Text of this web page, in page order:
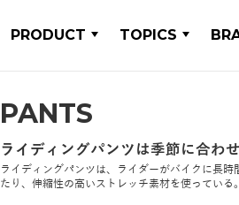
PRODUCT TOPICS
PANTS
ライディングパンツは季節に合わ
ライディングパンツは、ライダーがバイクに長
たり、伸縮性の高いストレッチ素材を使ってい